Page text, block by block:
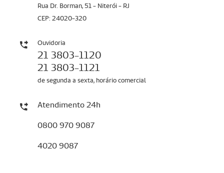
Rua Dr. Borman, 51 - Niterói - RJ
CEP: 24020-320
Ouvidoria
21 3803-1120
21 3803-1121
de segunda a sexta, horário comercial
Atendimento 24h
0800 970 9087
4020 9087